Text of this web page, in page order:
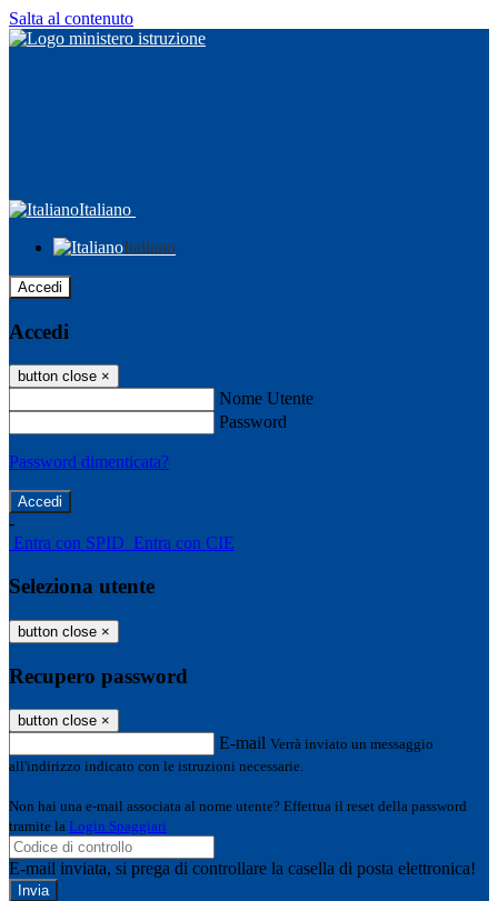
Salta al contenuto
Italiano
Italiano
Accedi
Accedi
button close ×
Nome Utente
Password
Password dimenticata?
-
Entra con SPID Entra con CIE
Seleziona utente
button close ×
Recupero password
button close ×
E-mail Verrà inviato un messaggio
all'indirizzo indicato con le istruzioni necessarie.
Non hai una e-mail associata al nome utente? Effettua il reset della password
tramite la Login Spaggiari
E-mail inviata, si prega di controllare la casella di posta elettronica!